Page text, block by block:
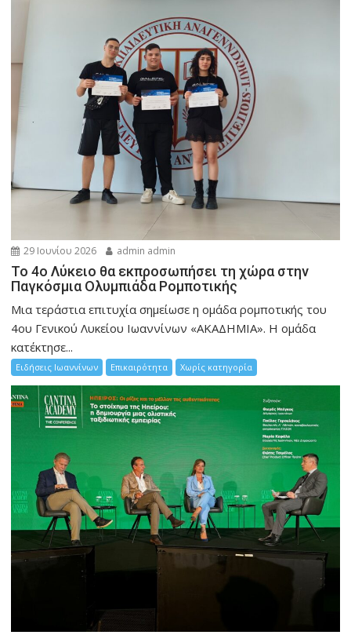
29 Ιουνίου 2026 admin admin
Το 4ο Λύκειο θα εκπροσωπήσει τη χώρα στην
Παγκόσμια Ολυμπιάδα Ρομποτικής
Μια τεράστια επιτυχία σημείωσε η ομάδα ρομποτικής του
4ου Γενικού Λυκείου Ιωαννίνων «ΑΚΑΔΗΜΙΑ». Η ομάδα
κατέκτησε...
Ειδήσεις Ιωαννίνων Επικαιρότητα Χωρίς κατηγορία